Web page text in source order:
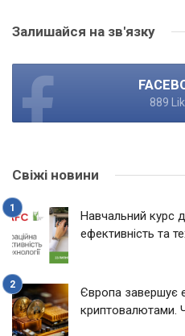
Залишайся на зв'язку
889
Свіжі новини
Навчальний курс
ефективність та
Європа завершує
криптовалютами.